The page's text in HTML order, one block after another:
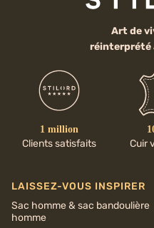
Art de
réinterprété
1 million
Clients satisfaits Cuir
LAISSEZ-VOUS INSPIRER
Sac homme & sac bandoulière
homme